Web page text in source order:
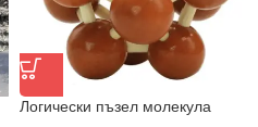
Логически пъзел молекула